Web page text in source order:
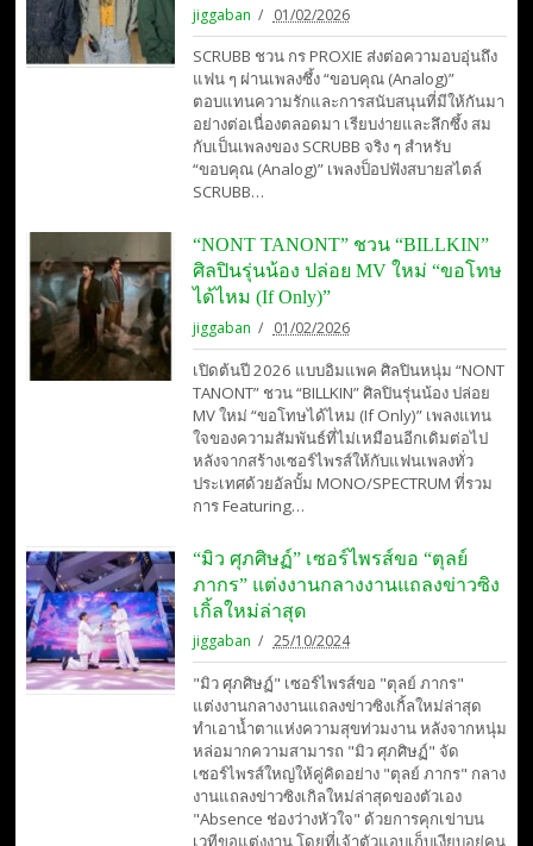
jiggaban 01/02/2026
SCRUBB ชวน กร PROXIE ส่งต่อความอบอุ่นถึง
แฟน ๆ ผ่านเพลงซึ้ง “ขอบคุณ (Analog)”
ตอบแทนความรักและการสนับสนุนที่มีให้กันมา
อย่างต่อเนื่องตลอดมา เรียบง่ายและลึกซึ้ง สม
กับเป็นเพลงของ SCRUBB จริง ๆ สำหรับ
“ขอบคุณ (Analog)” เพลงป็อปฟังสบายสไตล์
SCRUBB…
“NONT TANONT” ชวน “BILLKIN”
ศิลปินรุ่นน้อง ปล่อย MV ใหม่ “ขอโทษ
ได้ไหม (If Only)”
jiggaban 01/02/2026
เปิดต้นปี 2026 แบบอิมแพค ศิลปินหนุ่ม “NONT
TANONT” ชวน “BILLKIN” ศิลปินรุ่นน้อง ปล่อย
MV ใหม่ “ขอโทษได้ไหม (If Only)” เพลงแทน
ใจของความสัมพันธ์ที่ไม่เหมือนอีกเดิมต่อไป
หลังจากสร้างเซอร์ไพรส์ให้กับแฟนเพลงทั่ว
ประเทศด้วยอัลบั้ม MONO/SPECTRUM ที่รวม
การ Featuring…
“มิว ศุภศิษฏ์” เซอร์ไพรส์ขอ “ตุลย์
ภากร” แต่งงานกลางงานแถลงข่าวซิง
เกิ้ลใหม่ล่าสุด
jiggaban 25/10/2024
"มิว ศุภศิษฏ์" เซอร์ไพรส์ขอ "ตุลย์ ภากร"
แต่งงานกลางงานแถลงข่าวซิงเกิ้ลใหม่ล่าสุด
ทำเอาน้ำตาแห่งความสุขท่วมงาน หลังจากหนุ่ม
หล่อมากความสามารถ "มิว ศุภศิษฏ์" จัด
เซอร์ไพรส์ใหญ่ให้คู่คิดอย่าง "ตุลย์ ภากร" กลาง
งานแถลงข่าวซิงเกิลใหม่ล่าสุดของตัวเอง
"Absence ช่องว่างหัวใจ" ด้วยการคุกเข่าบน
เวทีขอแต่งงาน โดยที่เจ้าตัวแอบเก็บเงียบอยู่คน